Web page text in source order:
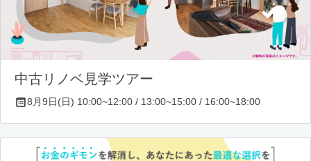
中古リノベ見学ツアー
8月9日(日) 10:00~12:00 / 13:00~15:00 / 16:00~18:00